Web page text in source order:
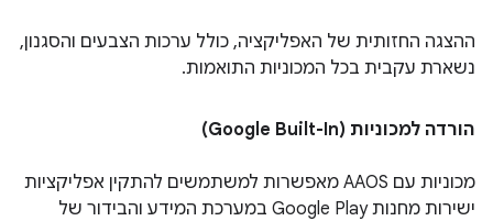
ההצגה החזותית של האפליקציה, כולל ערכות הצבעים והסגנון,
נשארת עקבית בכל המכוניות התואמות.
הורדה למכוניות (Google Built-In)
מכוניות עם AAOS מאפשרות למשתמשים להתקין אפליקציות
ישירות מחנות Google Play במערכת המידע והבידור של